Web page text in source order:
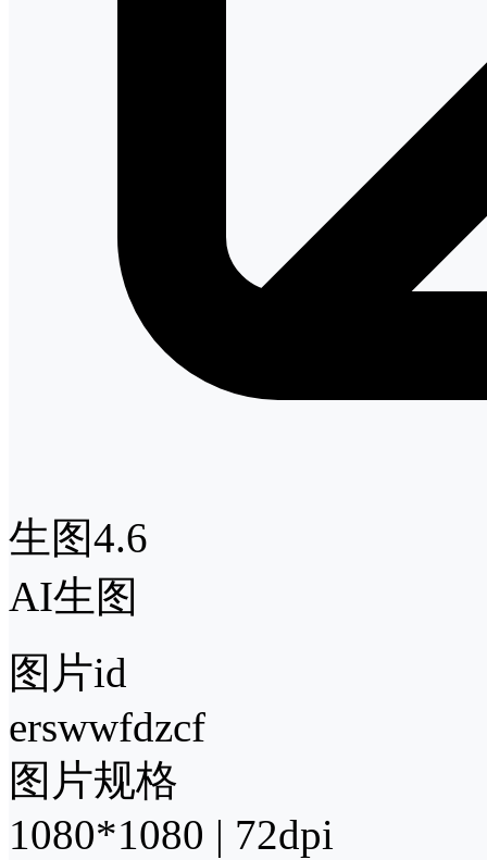
生图4.6
AI生图
图片id
erswwfdzcf
图片规格
1080*1080 | 72dpi